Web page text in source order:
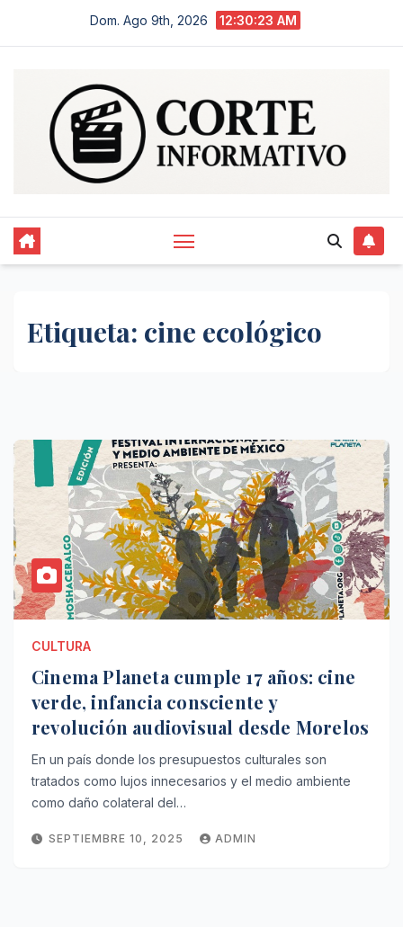
Dom. Ago 9th, 2026 12:30:24 AM
Etiqueta: cine ecológico
CULTURA
Cinema Planeta cumple 17 años: cine
verde, infancia consciente y
revolución audiovisual desde Morelos
En un país donde los presupuestos culturales son
tratados como lujos innecesarios y el medio ambiente
como daño colateral del…
SEPTIEMBRE 10, 2025 ADMIN